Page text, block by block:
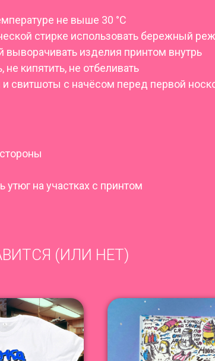
не выше 30 °C
стирке использовать бережный
выворачивать изделия принтом внутрь
не кипятить, не отбеливать
и свитшоты с начёсом перед первой
утюг на участках с принтом
(ИЛИ НЕТ)